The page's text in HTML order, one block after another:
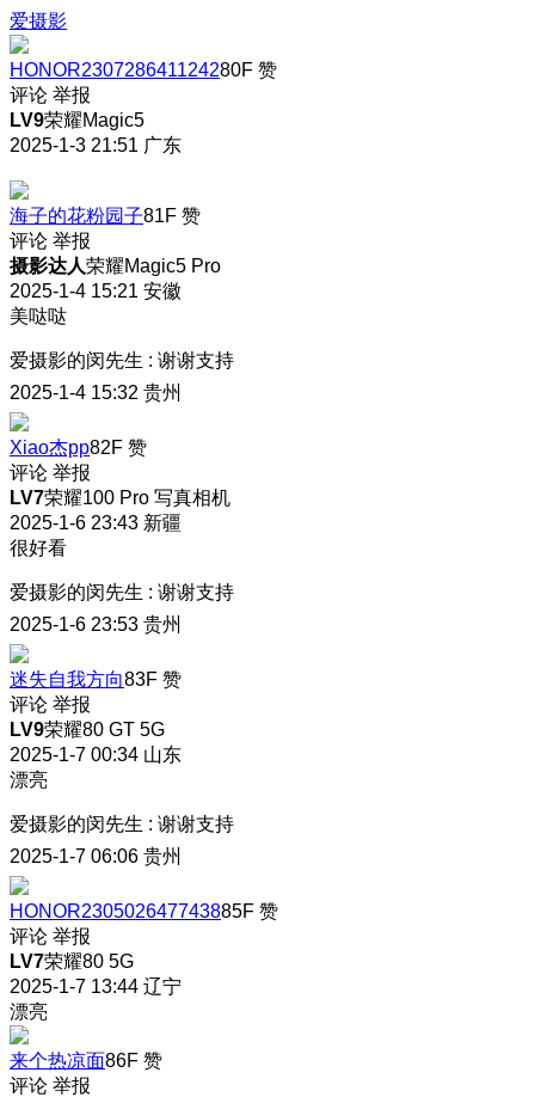
爱摄影
HONOR230728641124280F 赞
评论 举报
LV9荣耀Magic5
2025-1-3 21:51 广东
海子的花粉园子81F 赞
评论 举报
摄影达人荣耀Magic5 Pro
2025-1-4 15:21 安徽
美哒哒
爱摄影的闵先生 : 谢谢支持
2025-1-4 15:32 贵州
Xiao杰pp82F 赞
评论 举报
LV7荣耀100 Pro 写真相机
2025-1-6 23:43 新疆
很好看
爱摄影的闵先生 : 谢谢支持
2025-1-6 23:53 贵州
迷失自我方向83F 赞
评论 举报
LV9荣耀80 GT 5G
2025-1-7 00:34 山东
漂亮
爱摄影的闵先生 : 谢谢支持
2025-1-7 06:06 贵州
HONOR230502647743885F 赞
评论 举报
LV7荣耀80 5G
2025-1-7 13:44 辽宁
漂亮
来个热凉面86F 赞
评论 举报